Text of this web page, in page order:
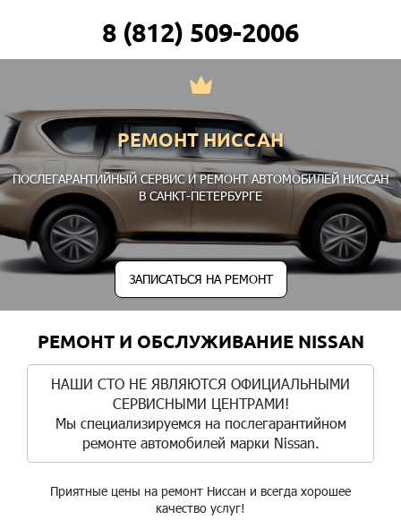
8 (812) 509-2006
РЕМОНТ НИССАН
ПОСЛЕГАРАНТИЙНЫЙ СЕРВИС И РЕМОНТ АВТОМОБИЛЕЙ НИССАН
В САНКТ-ПЕТЕРБУРГЕ
ЗАПИСАТЬСЯ НА РЕМОНТ
РЕМОНТ И ОБСЛУЖИВАНИЕ NISSAN
НАШИ СТО НЕ ЯВЛЯЮТСЯ ОФИЦИАЛЬНЫМИ
СЕРВИСНЫМИ ЦЕНТРАМИ!
Мы специализируемся на послегарантийном
ремонте автомобилей марки Nissan.
Приятные цены на ремонт Ниссан и всегда хорошее
качество услуг!